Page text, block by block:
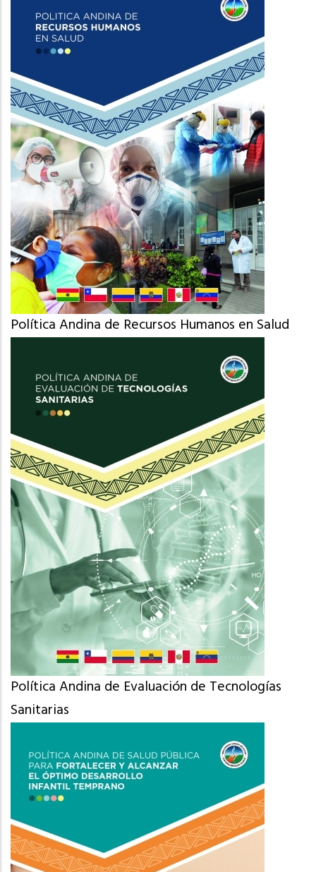
Política Andina de Recursos Humanos en Salud
Política Andina de Evaluación de Tecnologías
Sanitarias